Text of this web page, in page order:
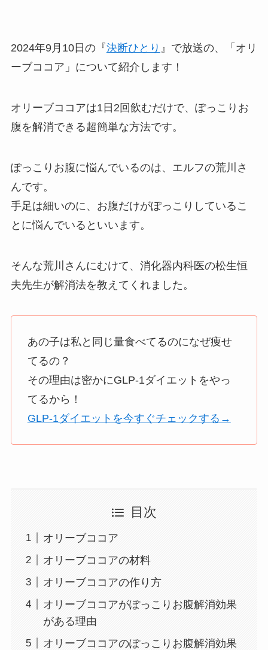
2024年9月10日の『決断ひとり 』で放送の、「オリ
ーブココア」について紹介します！
オリーブココアは1日2回飲むだけで、ぽっこりお
腹を解消できる超簡単な方法です。
ぽっこりお腹に悩んでいるのは、エルフの荒川さ
んです。
手足は細いのに、お腹だけがぽっこりしているこ
とに悩んでいるといいます。
そんな荒川さんにむけて、消化器内科医の松生恒
夫先生が解消法を教えてくれました。
あの子は私と同じ量食べてるのになぜ痩せ
てるの？
その理由は密かにGLP-1ダイエットをやっ
てるから！
GLP-1ダイエットを今すぐチェックする→
目次
オリーブココア
オリーブココアの材料
オリーブココアの作り方
オリーブココアがぽっこりお腹解消効果
がある理由
オリーブココアのぽっこりお腹解消効果